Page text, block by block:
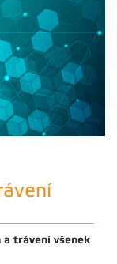
trávení všenek